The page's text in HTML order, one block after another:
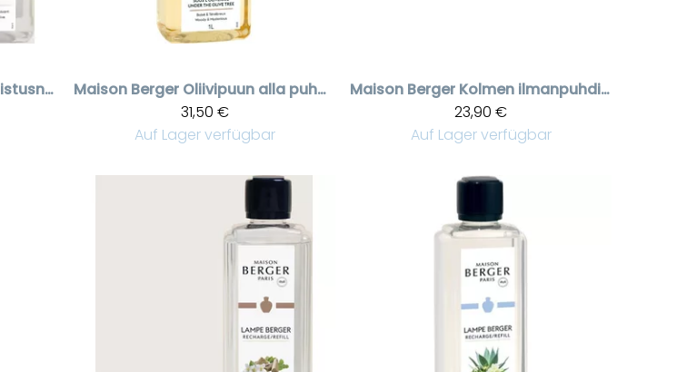
Liliflora puhdistusneste 500 ml
Maison Berger
Oliivipuun alla puhdistusneste 1 liter
31,50 €
Auf Lager verfügbar
Maison Berger
Kolmen ilmanpuhdistustuoksun Set Ophelia
23,90 €
Auf Lager verfügbar